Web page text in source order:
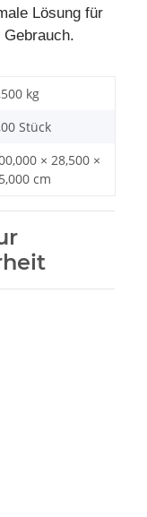
Lösung für
kg
Stück
× 28,500 ×
cm